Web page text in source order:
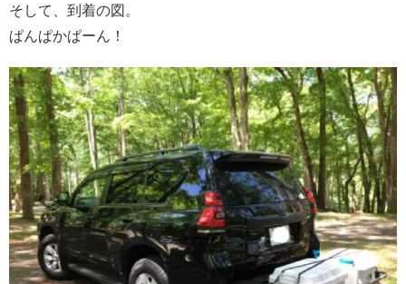
そして、到着の図。
ぱんぱかぱーん！